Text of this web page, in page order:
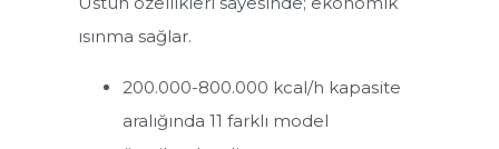
Isı Pompası
ısınma sağlar.
200.000-800.000 kcal/h kapasite
aralığında 11 farklı model